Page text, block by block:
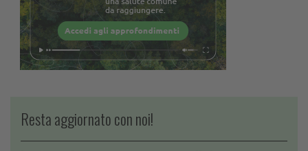
Resta aggiornato con noi!